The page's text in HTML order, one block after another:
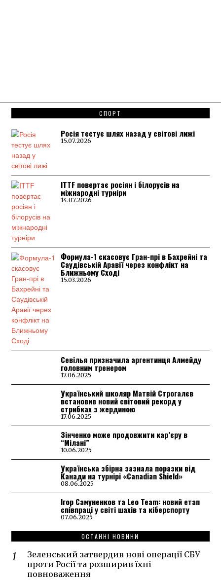
СПОРТ
Росія тестує шлях назад у світові лижі
15.07.2026
ITTF повертає росіян і білорусів на
міжнародні турніри
14.07.2026
Формула-1 скасовує Гран-прі в Бахрейні та
Саудівській Аравії через конфлікт на
Ближньому Сході
15.03.2026
Севілья призначила аргентинця Алмейду
головним тренером
17.06.2025
Український школяр Матвій Строгалєв
встановив новий світовий рекорд у
стрибках з жердиною
17.06.2025
Зінченко може продовжити кар’єру в
“Мілані”
10.06.2025
Українська збірна зазнала поразки від
Канади на турнірі «Canadian Shield»
08.06.2025
Ігор Самуненков та Leo Team: новий етап
співпраці у світі шахів та кіберспорту
07.06.2025
ОСТАННІ НОВИНИ
Зеленський затвердив нові операції СБУ
проти Росії та розширив їхні
повноваження